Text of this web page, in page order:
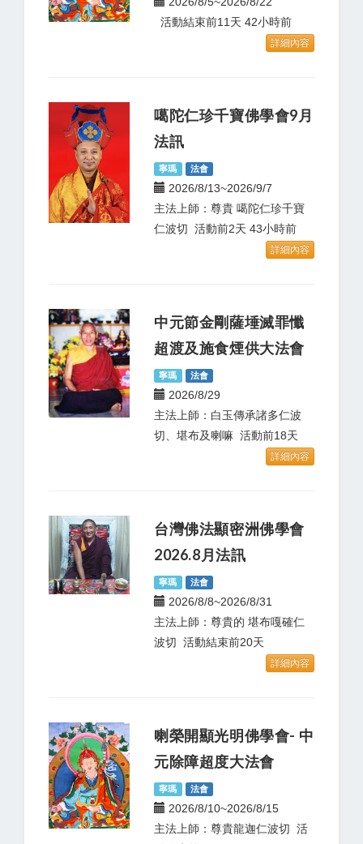
活動結束前11天 42小時前
詳細內容
噶陀仁珍千寶佛學會9月
法訊
寧瑪 法會
2026/8/13~2026/9/7
主法上師：尊貴 噶陀仁珍千寶
仁波切 活動前2天 43小時前
詳細內容
中元節金剛薩埵滅罪懺
超渡及施食煙供大法會
寧瑪 法會
2026/8/29
主法上師：白玉傳承諸多仁波
切、堪布及喇嘛 活動前18天
詳細內容
台灣佛法顯密洲佛學會
2026.8月法訊
寧瑪 法會
2026/8/8~2026/8/31
主法上師：尊貴的 堪布嘎確仁
波切 活動結束前20天
詳細內容
喇榮開顯光明佛學會- 中
元除障超度大法會
寧瑪 法會
2026/8/10~2026/8/15
主法上師：尊貴龍迦仁波切 活